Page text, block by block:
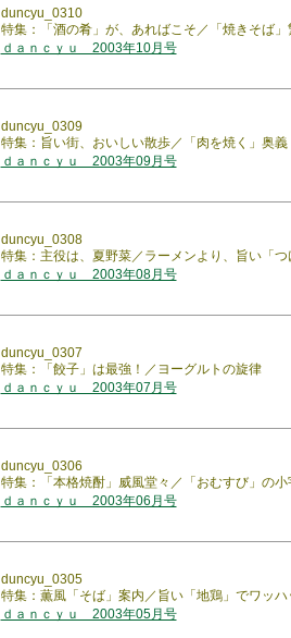
duncyu_0310
特集：「酒の肴」が、あればこそ／「焼きそば」
ｄａｎｃｙｕ 2003年10月号
duncyu_0309
特集：旨い街、おいしい散歩／「肉を焼く」奥義
ｄａｎｃｙｕ 2003年09月号
duncyu_0308
特集：主役は、夏野菜／ラーメンより、旨い「つ
ｄａｎｃｙｕ 2003年08月号
duncyu_0307
特集：「餃子」は最強！／ヨーグルトの旋律
ｄａｎｃｙｕ 2003年07月号
duncyu_0306
特集：「本格焼酎」威風堂々／「おむすび」の小
ｄａｎｃｙｕ 2003年06月号
duncyu_0305
特集：薫風「そば」案内／旨い「地鶏」でワッハ
ｄａｎｃｙｕ 2003年05月号